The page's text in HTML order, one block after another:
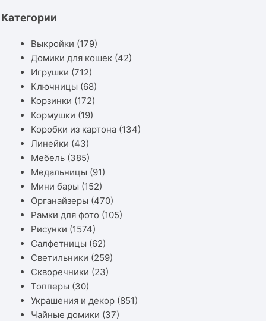
Категории
Выкройки (179)
Домики для кошек (42)
Игрушки (712)
Ключницы (68)
Корзинки (172)
Кормушки (19)
Коробки из картона (134)
Линейки (43)
Мебель (385)
Медальницы (91)
Мини бары (152)
Органайзеры (470)
Рамки для фото (105)
Рисунки (1574)
Салфетницы (62)
Светильники (259)
Скворечники (23)
Топперы (30)
Украшения и декор (851)
Чайные домики (37)